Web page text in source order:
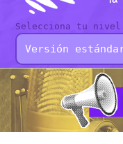
Selecciona tu